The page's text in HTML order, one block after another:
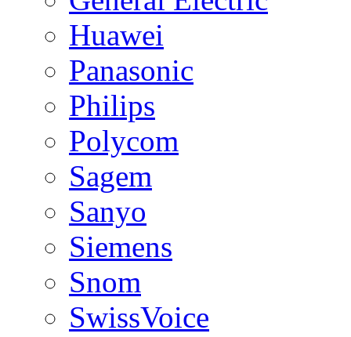
Huawei
Panasonic
Philips
Polycom
Sagem
Sanyo
Siemens
Snom
SwissVoice